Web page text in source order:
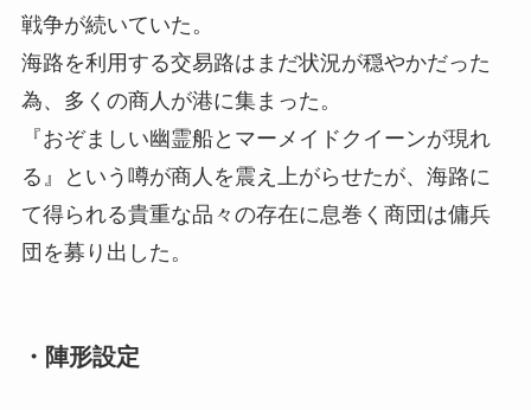
戦争が続いていた。
海路を利用する交易路はまだ状況が穏やかだった
為、多くの商人が港に集まった。
『おぞましい幽霊船とマーメイドクイーンが現れ
る』という噂が商人を震え上がらせたが、海路に
て得られる貴重な品々の存在に息巻く商団は傭兵
団を募り出した。
・ 陣形設定